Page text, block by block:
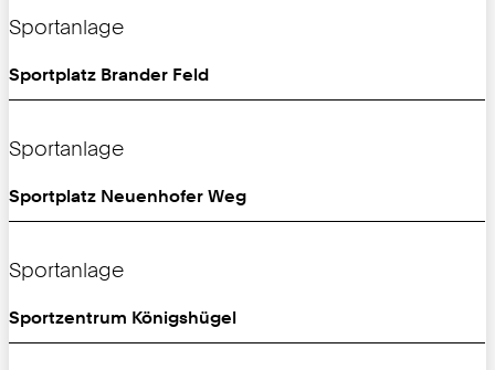
Sportanlage
Sportplatz Brander Feld
Sportanlage
Sportplatz Neuenhofer Weg
Sportanlage
Sportzentrum Königshügel